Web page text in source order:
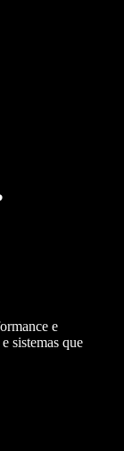
e
sistemas que